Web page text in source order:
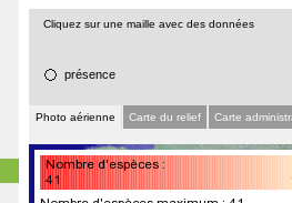
Cliquez sur une maille avec des données
présence
Photo aérienne Carte du relief Carte